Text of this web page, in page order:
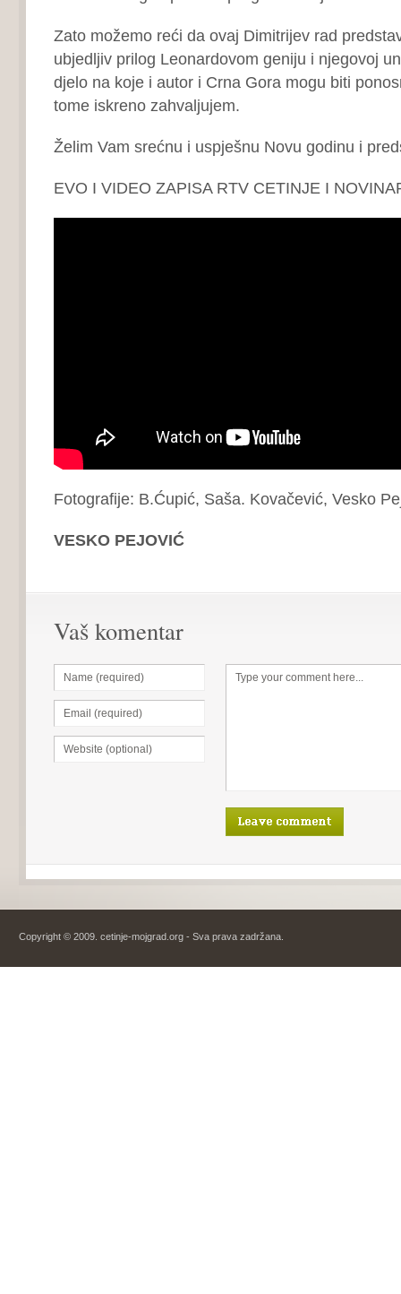
Zato možemo reći da ovaj Dimitrijev rad
ubjedljiv prilog Leonardovom geniju i njegovoj
djelo na koje i autor i Crna Gora mogu biti
tome iskreno zahvaljujem.
Želim Vam srećnu i uspješnu Novu godinu i
EVO I VIDEO ZAPISA RTV CETINJE I
Fotografije: B.Ćupić, Saša. Kovačević, Vesko
VESKO PEJOVIĆ
Vaš komentar
Copyright © 2009. cetinje-mojgrad.org - Sva prava zadržana.